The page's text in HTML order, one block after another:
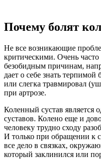
Почему болят
Не все возникающие
критическими. Очень
безобидным причинам,
дает о себе знать терпимой
или слегка травмировал
при артрозе.
Коленный сустав является
суставов. Колено еще и
человеку трудно сходу
И только при обращении к
все дело в связках,
который заклинился или